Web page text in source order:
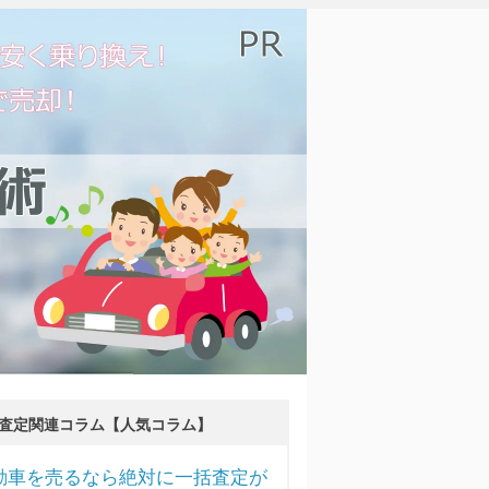
定関連コラム【人気コラム】
車を売るなら絶対に一括査定が